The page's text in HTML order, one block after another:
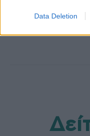
Data Deletion